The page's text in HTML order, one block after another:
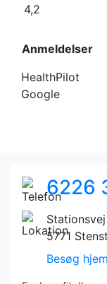
4,2
Anmeldelser
HealthPilot
Google
6226
Stationsvej
5771
Besøg